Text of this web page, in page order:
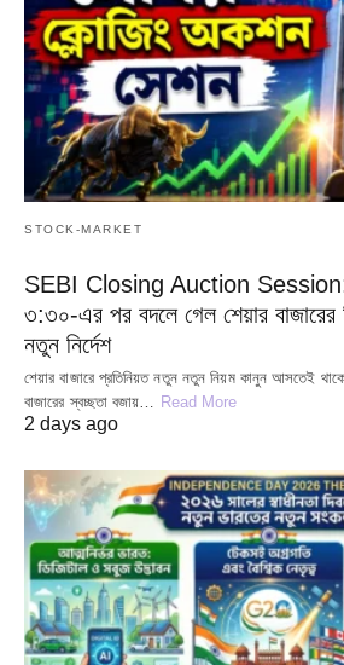
STOCK-MARKET
SEBI Closing Auction Session:
৩:৩০-এর পর বদলে গেল শেয়ার
নতুন নির্দেশ
শেয়ার বাজারে প্রতিনিয়ত নতুন নতুন নিয়ম কানুন আসতেই
বাজারের স্বচ্ছতা বজায়… Read More
2 days ago